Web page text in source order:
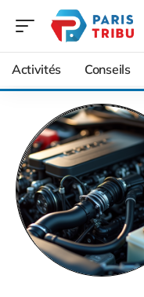
Activités Conseils